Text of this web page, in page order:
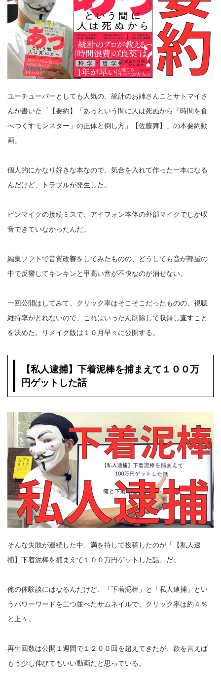
ユーチューバーとしても人気の、統計のお姉さんことサトマイさ
んが書いた「【要約】「あっという間に人は死ぬから「時間を食
べつくすモンスター」の正体と倒し方」【佐藤舞】」の本要約動
画。
個人的にかなり好きな本なので、気合を入れて作った一本になる
んだけど、トラブルが発生した。
ピンマイクの接続ミスで、アイフォン本体の外部マイクでしか収
音できていなかったんだ。
編集ソフトで音質改善をしてみたものの、どうしても音が部屋の
中で反響してキンキンと甲高い音が不快なのが消せない。
一回公開はしてみて、クリック率はそこそこだったものの、視聴
維持率がとれないので、これはいったん削除して収録し直すこと
を決めた。リメイク版は１０月早々に公開する。
【私人逮捕】下着泥棒を捕まえて１００万
円ゲットした話
そんな失敗が連続した中、満を持して投稿したのが「【私人逮
捕】下着泥棒を捕まえて１００万円ゲットした話」だ。
俺の体験談にはなるんだけど、「下着泥棒」と「私人逮捕」とい
うパワーワードを二つ並べたサムネイルで、クリック率は約４％
と上々。
再生回数は公開１週間で１２００回を超えてきたが、欲を言えば
もう少し伸びてもいい動画だと思っている。